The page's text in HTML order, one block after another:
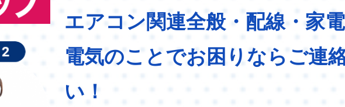
エアコン関連全般・配線・家
電気のことでお困りならご連
い！